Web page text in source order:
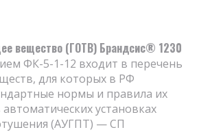
вещество (ГОТВ) Брандсис® 1230
ФК-5-1-12 входит в перечень
для которых в РФ
нормы и правила их
установках
(АУГПТ) — СП